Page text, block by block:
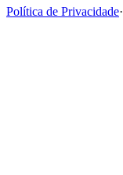
Política de Privacidade·